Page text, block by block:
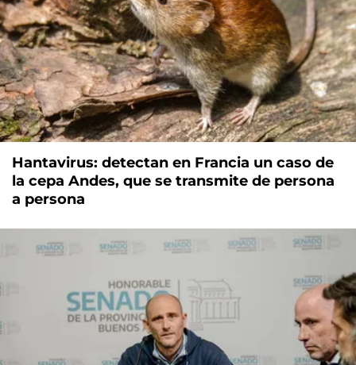
Hantavirus: detectan en Francia un caso de
la cepa Andes, que se transmite de persona
a persona